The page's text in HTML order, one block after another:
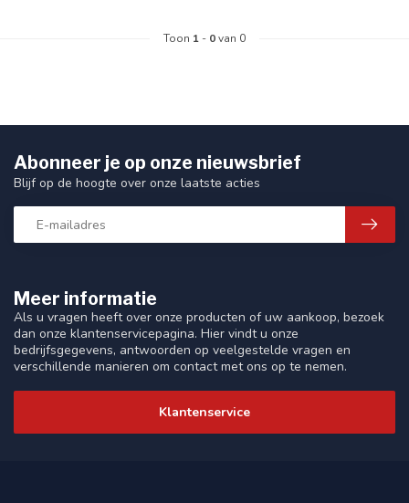
Toon 1 - 0van 0
Meer informatie
Als u vragen heeft over onze producten of uw aankoop, bezoek
dan onze klantenservicepagina. Hier vindt u onze
bedrijfsgegevens, antwoorden op veelgestelde vragen en
verschillende manieren om contact met ons op te nemen.
Klantenservice
Abonneer je op onze nieuwsbrief
Blijf op de hoogte over onze laatste acties